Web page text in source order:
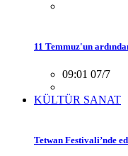
11 Temmuz'un
09:01 07/7
KÜLTÜR SANAT
Tetwan Festivali’nde